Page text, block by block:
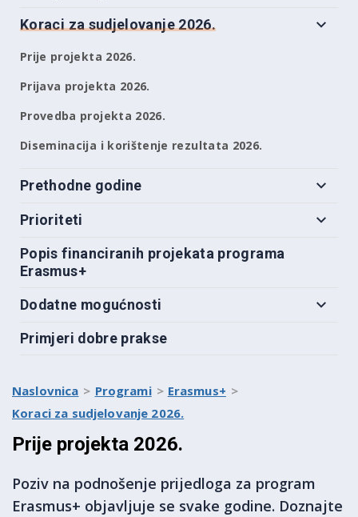
Koraci za sudjelovanje 2026.
Prije projekta 2026.
Prijava projekta 2026.
Provedba projekta 2026.
Diseminacija i korištenje rezultata 2026.
Prethodne godine
Prioriteti
Popis financiranih projekata programa
Erasmus+
Dodatne mogućnosti
Primjeri dobre prakse
Naslovnica Programi
Erasmus+
Koraci za sudjelovanje 2026.
Prije projekta 2026.
Poziv na podnošenje prijedloga za program
Erasmus+ objavljuje se svake godine. Doznajte